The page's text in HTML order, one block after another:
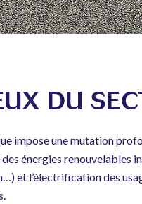
DU
impose une mutation
énergies renouvelables
et l’électrification des